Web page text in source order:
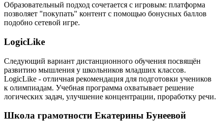
Образовательный подход сочетается с игровым: платформа
позволяет "покупать" контент с помощью бонусных баллов
подобно сетевой игре.
LogicLike
Следующий вариант дистанционного обучения посвящён
развитию мышления у школьников младших классов.
LogicLike - отличная рекомендация для подготовки учеников
к олимпиадам. Учебная программа охватывает решение
логических задач, улучшение концентрации, проработку речи.
Школа грамотности Екатерины Бунеевой